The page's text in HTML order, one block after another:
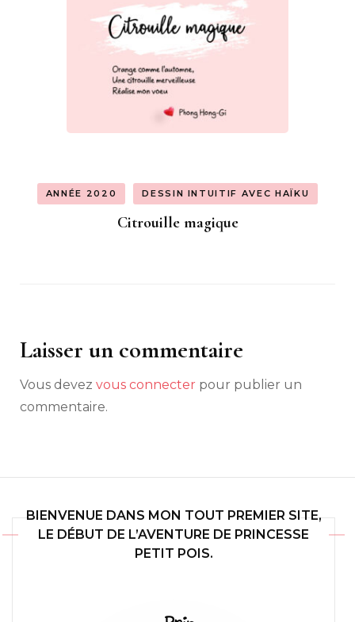
ANNÉE 2020 DESSIN INTUITIF AVEC HAÏKU
Citrouille magique
Laisser un commentaire
Vous devez vous connecter pour publier un
commentaire.
BIENVENUE DANS MON TOUT PREMIER SITE,
LE DÉBUT DE L’AVENTURE DE PRINCESSE
PETIT POIS.